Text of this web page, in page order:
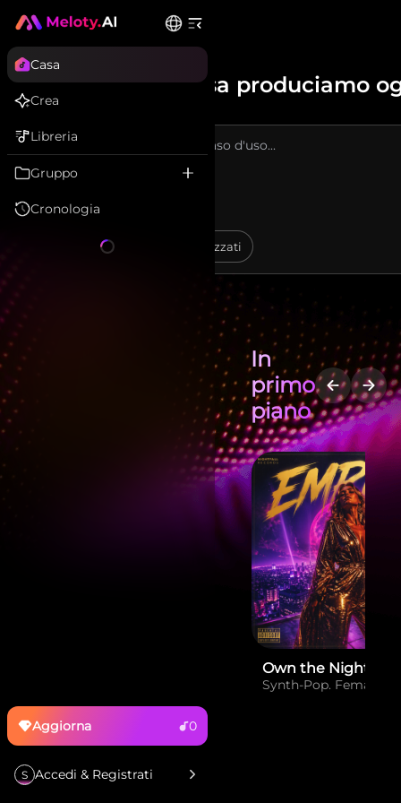
Casa
Crea
Libreria
Gruppo
Cronologia
Aggiorna 0
S Accedi & Registrati
Cosa produciamo
Instrumentale Testi personalizzati
In
primo
piano
Own the Night
Synth-Pop. Female